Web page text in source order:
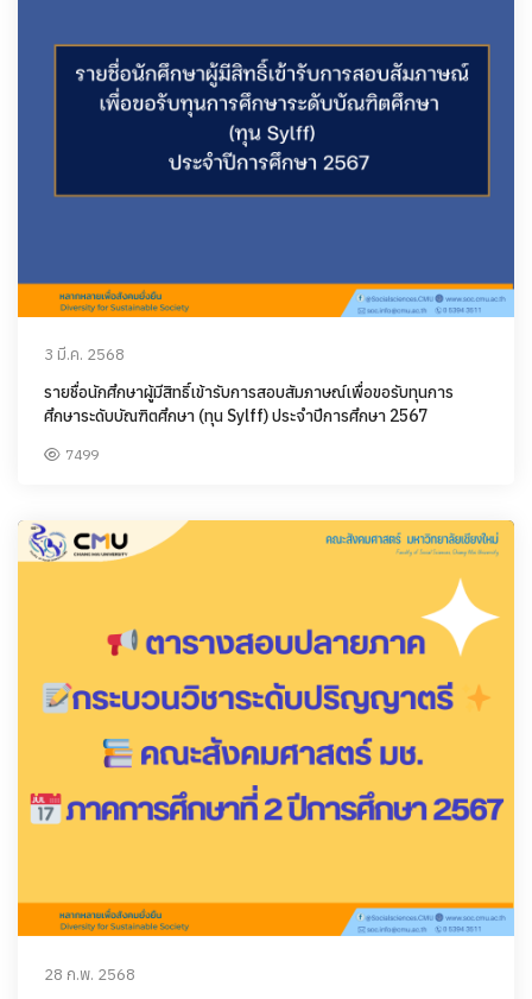
3 มี.ค. 2568
รายชื่อนักศึกษาผู้มีสิทธิ์เข้ารับการสอบสัมภาษณ์เพื่อขอรับทุนการ
ศึกษาระดับบัณฑิตศึกษา (ทุน Sylff) ประจำปีการศึกษา 2567
7499
28 ก.พ. 2568